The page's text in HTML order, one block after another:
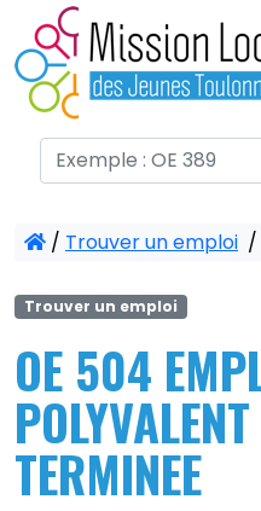
/ Trouver un emploi /
Trouver un emploi
OE 504
TERMINEE
Panneau de gestion des